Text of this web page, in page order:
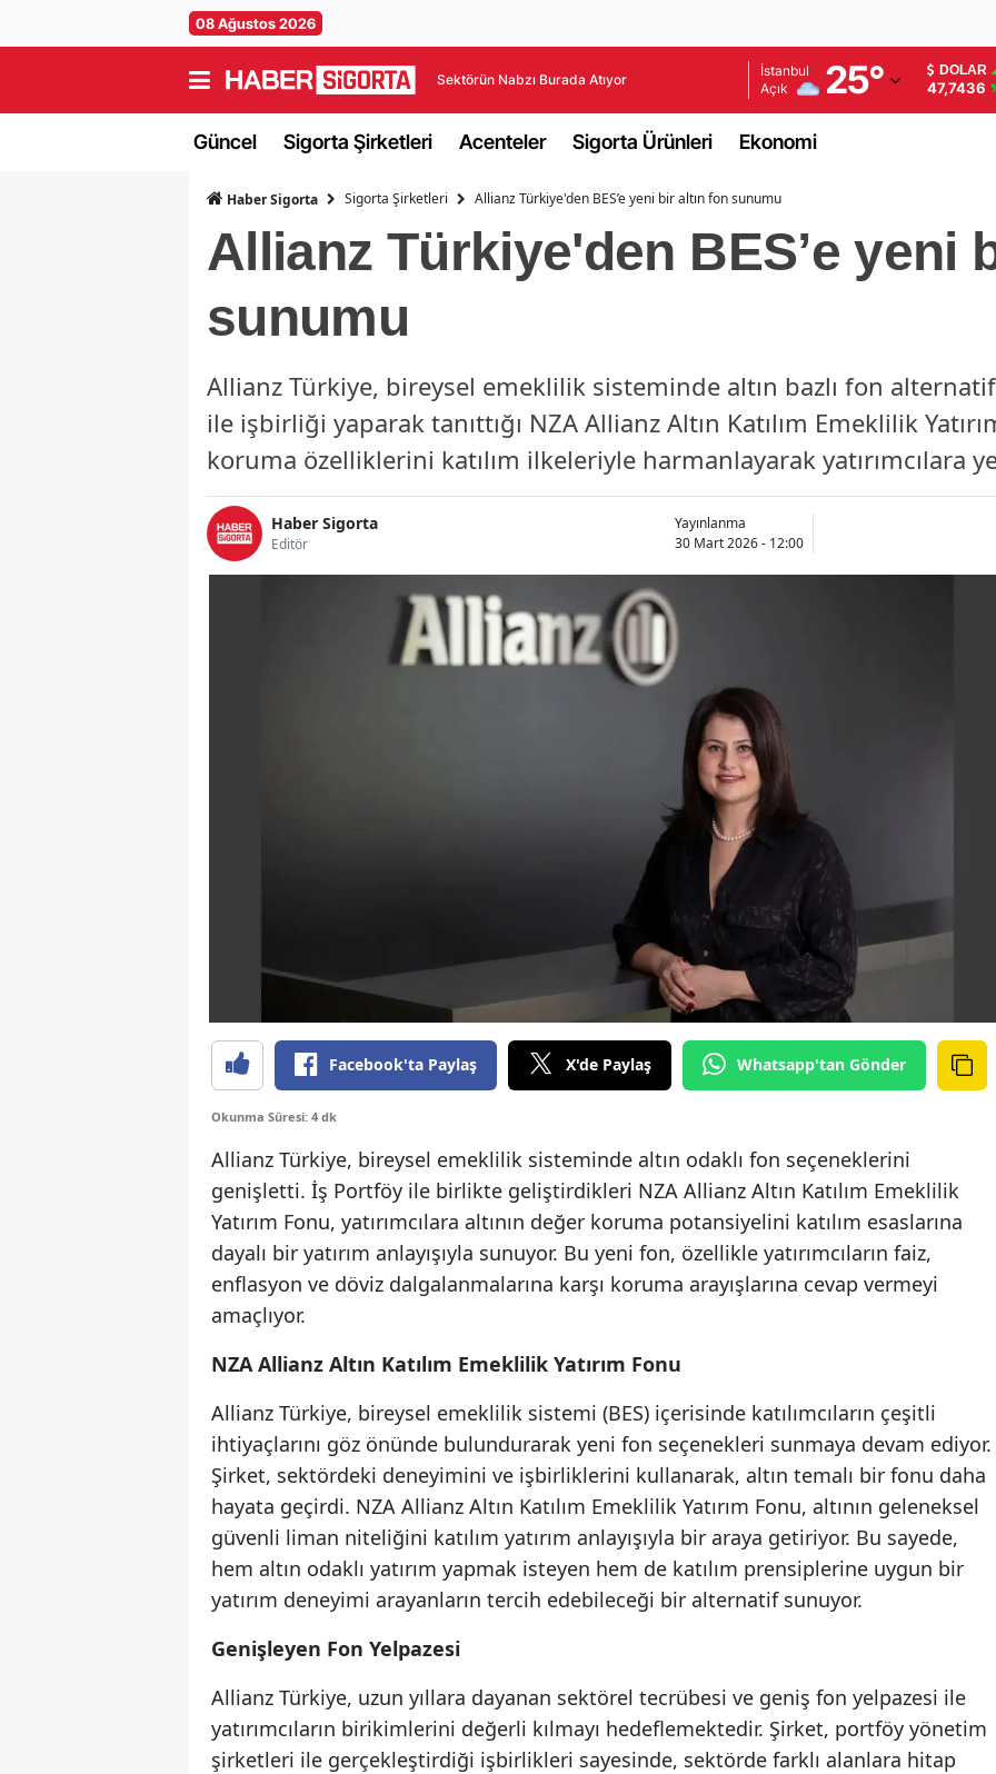
08 Ağustos 2026
Sektörün Nabzı Burada Atıyor
İstanbul
Açık
25°
Adana
Adıyaman
Afyonkarahisar
Amasya
Artvin
Aydın
Balıkesir
Bursa
Çanakkale
Çankırı
Çorum
Denizli
Diyarbakır
Edirne
Elazığ
Erzurum
Eskişehir
Gaziantep
Giresun
Isparta
Mersin
İstanbul
Kastamonu
Kayseri
DOLAR
47,7436
Güncel Sigorta Şirketleri Acenteler Sigorta Ürünleri Ekonomi
Haber Sigorta Sigorta Şirketleri Allianz Türkiye'den BES’e yeni bir altın fon sunumu
Allianz Türkiye'den BES’e yeni
sunumu
Allianz Türkiye, bireysel emeklilik sisteminde altın bazlı fon
ile işbirliği yaparak tanıttığı NZA Allianz Altın Katılım Emeklilik
koruma özelliklerini katılım ilkeleriyle harmanlayarak yatırımcılara
Haber Sigorta
Editör
Yayınlanma
30 Mart 2026 - 12:00
Facebook'ta Paylaş X'de Paylaş Whatsapp'tan Gönder
Okunma Süresi: 4 dk
Allianz Türkiye, bireysel emeklilik sisteminde altın odaklı fon seçeneklerini
genişletti. İş Portföy ile birlikte geliştirdikleri NZA Allianz Altın Katılım Emeklilik
Yatırım Fonu, yatırımcılara altının değer koruma potansiyelini katılım esaslarına
dayalı bir yatırım anlayışıyla sunuyor. Bu yeni fon, özellikle yatırımcıların faiz,
enflasyon ve döviz dalgalanmalarına karşı koruma arayışlarına cevap vermeyi
amaçlıyor.
NZA Allianz Altın Katılım Emeklilik Yatırım Fonu
Allianz Türkiye, bireysel emeklilik sistemi (BES) içerisinde katılımcıların çeşitli
ihtiyaçlarını göz önünde bulundurarak yeni fon seçenekleri sunmaya devam ediyor.
Şirket, sektördeki deneyimini ve işbirliklerini kullanarak, altın temalı bir fonu daha
hayata geçirdi. NZA Allianz Altın Katılım Emeklilik Yatırım Fonu, altının geleneksel
güvenli liman niteliğini katılım yatırım anlayışıyla bir araya getiriyor. Bu sayede,
hem altın odaklı yatırım yapmak isteyen hem de katılım prensiplerine uygun bir
yatırım deneyimi arayanların tercih edebileceği bir alternatif sunuyor.
Genişleyen Fon Yelpazesi
Allianz Türkiye, uzun yıllara dayanan sektörel tecrübesi ve geniş fon yelpazesi ile
yatırımcıların birikimlerini değerli kılmayı hedeflemektedir. Şirket, portföy yönetim
şirketleri ile gerçekleştirdiği işbirlikleri sayesinde, sektörde farklı alanlara hitap